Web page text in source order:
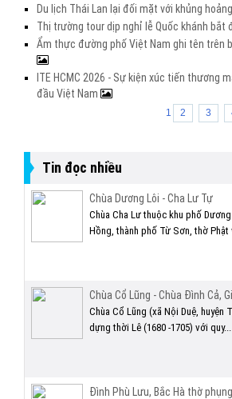
Du lịch Thái Lan lại đối mặt với khủng
Thị trường tour dịp nghỉ lễ Quốc khánh bắt
Ẩm thực đường phố Việt Nam ghi tên trên
ITE HCMC 2026 - Sự kiện xúc tiến thương
đầu Việt Nam
1 2 3
Tin đọc nhiều
Chùa Dương Lôi - Cha Lư Tự
Chùa Cha Lư thuộc khu phố
Hồng, thành phố Từ Sơn, thờ Phật
Chùa Cổ Lũng - Chùa Đình Cả,
Chùa Cổ Lũng (xã Nội Duệ, huyện
dựng thời Lê (1680 -1705) với quy...
Đình Phù Lưu, Bắc Hà thờ